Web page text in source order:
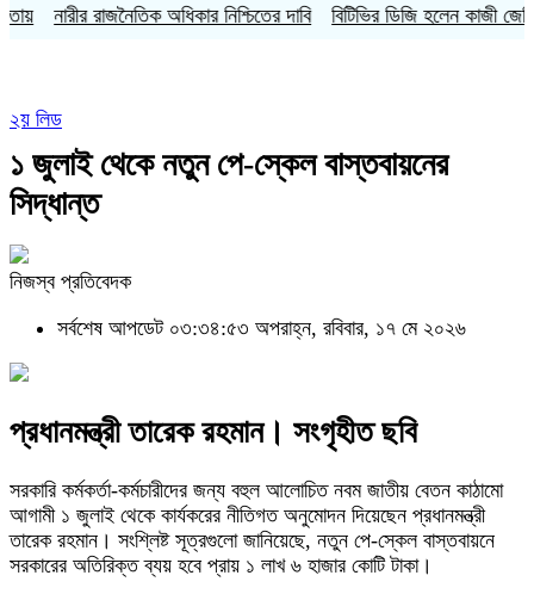
নারীর রাজনৈতিক অধিকার নিশ্চিতের দাবি বিটিভির ডিজি হলেন কাজী জেসিন
২য় লিড
১ জুলাই থেকে নতুন পে-স্কেল বাস্তবায়নের
সিদ্ধান্ত
নিজস্ব প্রতিবেদক
সর্বশেষ আপডেট ০৩:৩৪:৫৩ অপরাহ্ন, রবিবার, ১৭ মে ২০২৬
প্রধানমন্ত্রী তারেক রহমান। সংগৃহীত ছবি
সরকারি কর্মকর্তা-কর্মচারীদের জন্য বহুল আলোচিত নবম জাতীয় বেতন কাঠামো
আগামী ১ জুলাই থেকে কার্যকরের নীতিগত অনুমোদন দিয়েছেন প্রধানমন্ত্রী
তারেক রহমান। সংশ্লিষ্ট সূত্রগুলো জানিয়েছে, নতুন পে-স্কেল বাস্তবায়নে
সরকারের অতিরিক্ত ব্যয় হবে প্রায় ১ লাখ ৬ হাজার কোটি টাকা।